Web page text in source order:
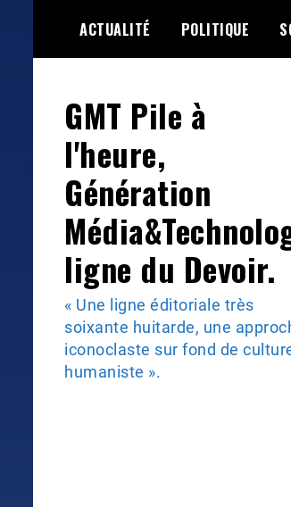
content
ACTUALITÉ POLITIQUE
GMT Pile à
l'heure,
Génération
ligne du Devoir.
« Une ligne éditoriale très
soixante huitarde, une
iconoclaste sur fond de
humaniste ».